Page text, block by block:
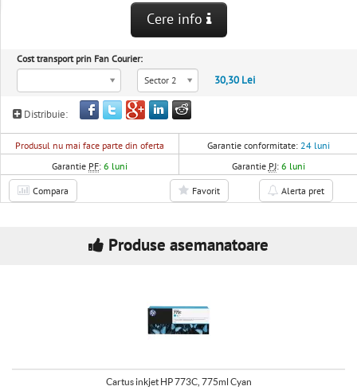
Cere info
Cost transport prin Fan Courier:
Sector 2
30,30 Lei
Distribuie:
Produsul nu mai face parte din oferta Garantie conformitate: 24 luni
Garantie PF:6 luni Garantie PJ: 6 luni
Compara Favorit Alerta pret
Produse asemanatoare
Cartus inkjet HP 773C, 775ml Cyan